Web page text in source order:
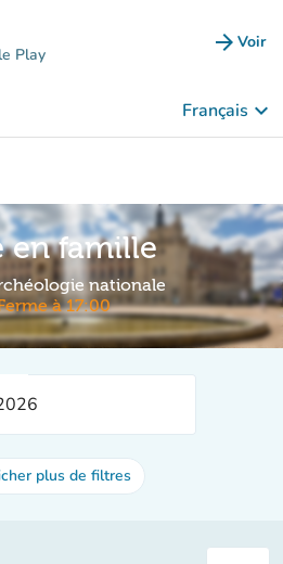
Play arrow_forward Voir
Français keyboard_arrow_down
en famille
nationale
à 17:00
plus de filtres